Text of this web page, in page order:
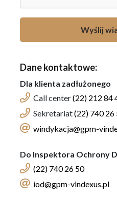
Wyślij
Dane kontaktowe:
Dla klienta zadłużonego
Call center(22) 212 84
Sekretariat(22) 740 26
windykacja@gpm-
Do Inspektora Ochrony
(22) 740 26 50
iod@gpm-vindexus.pl